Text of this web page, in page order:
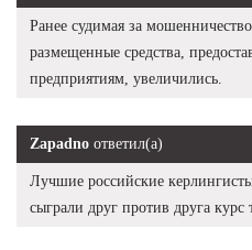
Ранее судимая за
размещенные средства,
предприятиям, увеличились.
Zapadno ответил(а)
Лучшие российские
сыграли друг против друга курс